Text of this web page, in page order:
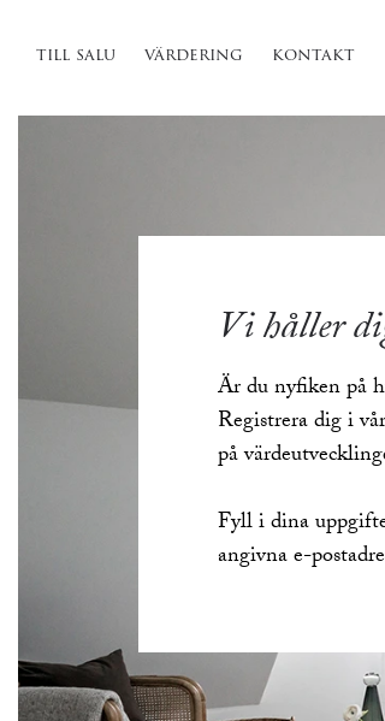
till salu värdering kontakt
Vi håller
Är du nyfiken på
Registrera dig i
på
Fyll i dina
angivna e-